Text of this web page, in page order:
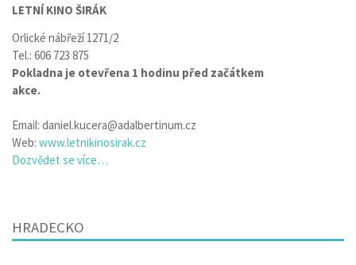
LETNÍ KINO ŠIRÁK
Orlické nábřeží 1271/2
Tel.: 606 723 875
Pokladna je otevřena 1 hodinu před začátkem
akce.
Email: daniel.kucera@adalbertinum.cz
Web: www.letnikinosirak.cz
Dozvědet se více…
HRADECKO